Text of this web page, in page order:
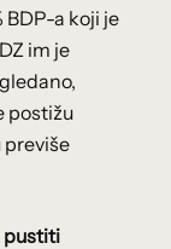
BDP-a koji je
im je
postižu
previše
pustiti